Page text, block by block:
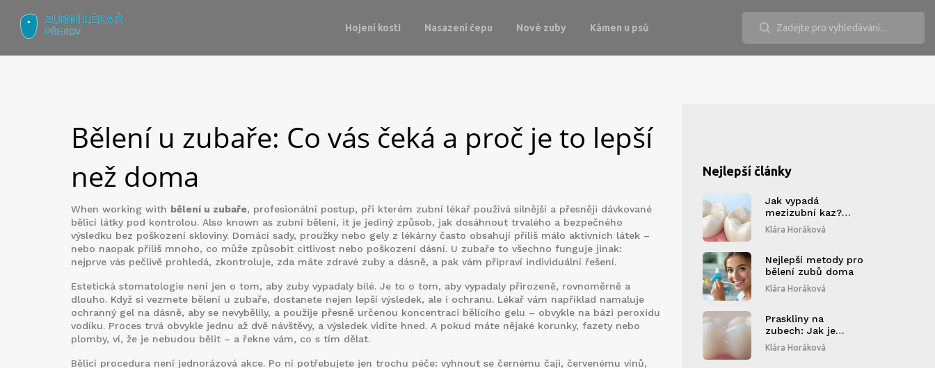
Hojení kosti Nasazení čepu Nové zuby Kámen u psů
Bělení u zubaře: Co vás čeká a proč je to lepší
než doma
When working with bělení u zubaře, profesionální postup, při kterém zubní lékař používá silnější a přesněji dávkované
bělicí látky pod kontrolou. Also known as zubní bělení, it je jediný způsob, jak dosáhnout trvalého a bezpečného
výsledku bez poškození skloviny. Domácí sady, proužky nebo gely z lékárny často obsahují příliš málo aktivních látek –
nebo naopak příliš mnoho, co může způsobit citlivost nebo poškození dásní. U zubaře to všechno funguje jinak:
nejprve vás pečlivě prohledá, zkontroluje, zda máte zdravé zuby a dásně, a pak vám připraví individuální řešení.
Estetická stomatologie není jen o tom, aby zuby vypadaly bílé. Je to o tom, aby vypadaly přirozeně, rovnoměrně a
dlouho. Když si vezmete bělení u zubaře, dostanete nejen lepší výsledek, ale i ochranu. Lékař vám například namaluje
ochranný gel na dásně, aby se nevybělily, a použije přesně určenou koncentraci bělícího gelu – obvykle na bázi peroxidu
vodíku. Proces trvá obvykle jednu až dvě návštěvy, a výsledek vidíte hned. A pokud máte nějaké korunky, fazety nebo
plomby, ví, že je nebudou bělit – a řekne vám, co s tím dělat.
Bělicí procedura není jednorázová akce. Po ní potřebujete jen trochu péče: vyhnout se černému čaji, červenému vínů,
Nejlepší články
Jak vypadá
mezizubní kaz?
Průvodce příznaky,
diagnostikou a
Klára Horáková
Nejlepší metody pro
bělení zubů doma
Klára Horáková
Praskliny na
zubech: Jak je
poznat a jak je
efektivně vyřešit
Klára Horáková